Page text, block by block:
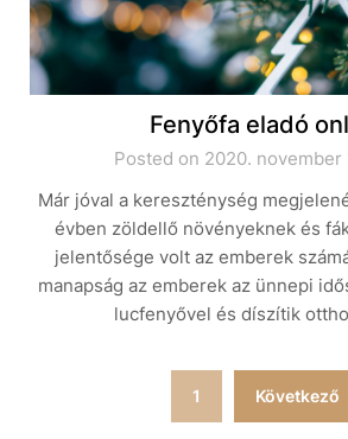
Fenyőfa eladó
Posted on 2020. november
Már jóval a kereszténység
évben zöldellő növényeknek és
jelentősége volt az emberek
manapság az emberek az ünnepi
lucfenyővel és díszítik
1 Következő